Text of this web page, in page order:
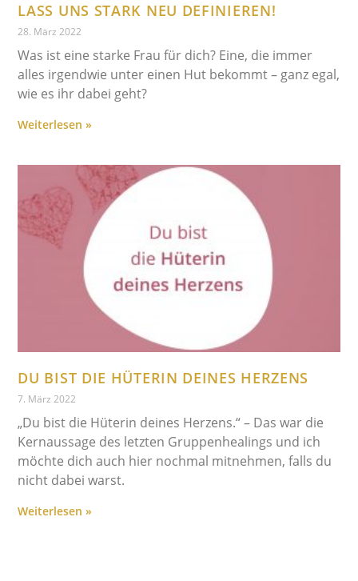
LASS UNS STARK NEU DEFINIEREN!
28. März 2022
Was ist eine starke Frau für dich? Eine, die immer
alles irgendwie unter einen Hut bekommt – ganz egal,
wie es ihr dabei geht?
Weiterlesen »
DU BIST DIE HÜTERIN DEINES HERZENS
7. März 2022
„Du bist die Hüterin deines Herzens.“ – Das war die
Kernaussage des letzten Gruppenhealings und ich
möchte dich auch hier nochmal mitnehmen, falls du
nicht dabei warst.
Weiterlesen »